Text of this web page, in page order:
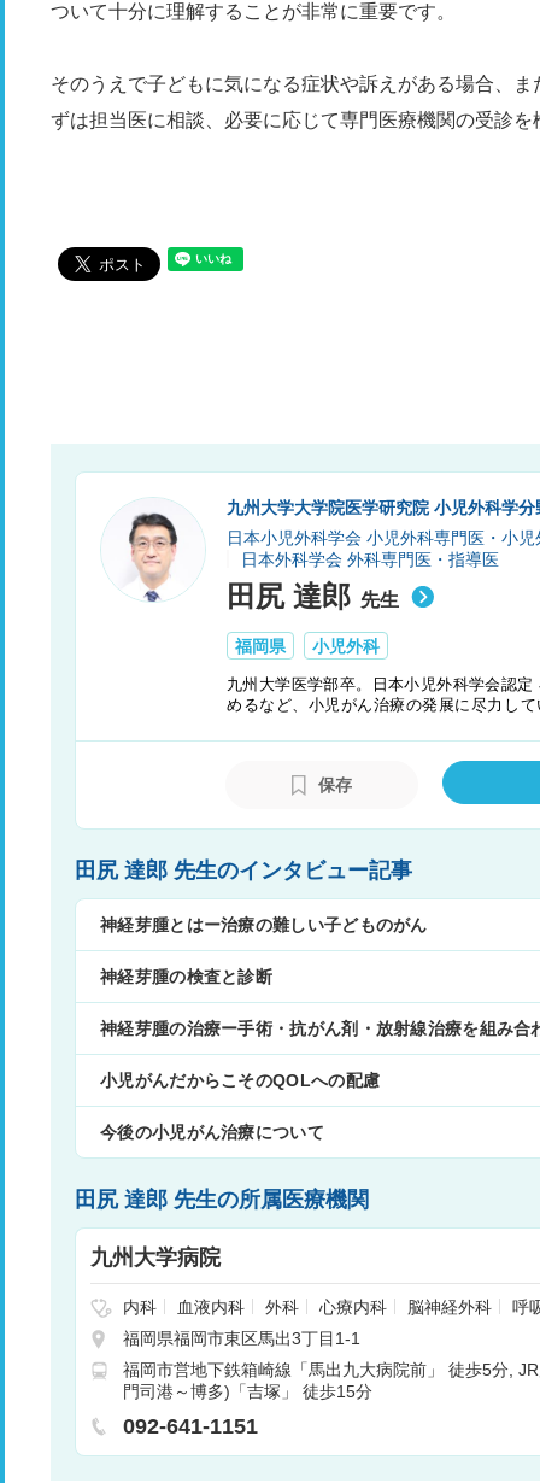
ついて十分に理解することが非常に重要です。
そのうえで子どもに気になる症状や訴えがある場合、
ずは担当医に相談、必要に応じて専門医療機関の受診
九州大学大学院医学研究院 小児外科学分
日本小児外科学会 小児外科専門医・小
日本外科学会 外科専門医・指導医
田尻 達郎 先生
福岡県 小児外科
九州大学医学部卒。日本小児外科学会認
めるなど、小児がん治療の発展に尽力し
屈指の治療成績を誇っている。
保存
田尻 達郎 先生のインタビュー記事
神経芽腫とはー治療の難しい子どものがん
神経芽腫の検査と診断
神経芽腫の治療ー手術・抗がん剤・放射線治療を組み合
小児がんだからこそのQOLへの配慮
今後の小児がん治療について
田尻 達郎 先生の所属医療機関
九州大学病院
内科 血液内科 外科 心療内科 脳神経外科
呼
消化器外科
腎臓内科 心臓血管外科
形成外科
皮膚科 泌尿器科
リテーション科
放射線科 歯科 矯正歯科
小児
麻酔科
ペインクリニック科
染症内科
消化器内科
科
膠原病内科
頸部外科
精神科神経科 総合診療科
福岡県福岡市東区馬出3丁目1-1
福岡市営地下鉄箱崎線「馬出九大病院前」 徒歩5分
門司港～博多)「吉塚」 徒歩15分
092-641-1151